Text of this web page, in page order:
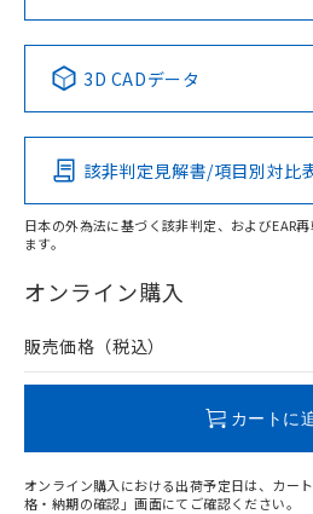
上、n: 45mm以上
検出領域
Pb Hg
O
在庫等で未対応品が混在する可能
問い合わせください。
No No
この製品の規
その他の認証はこちらの
3D CADデータ
該非判定見解書/項目別対比
日本の外為法に基づく該非判定、およびEAR
ます。
オンライン購入
販売価格（税込）
カートに
オンライン購入における出荷予定日は、カー
格・納期の確認」画面にてご確認ください。